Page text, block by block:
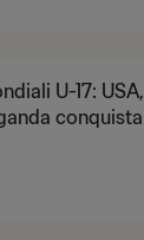
U-17: